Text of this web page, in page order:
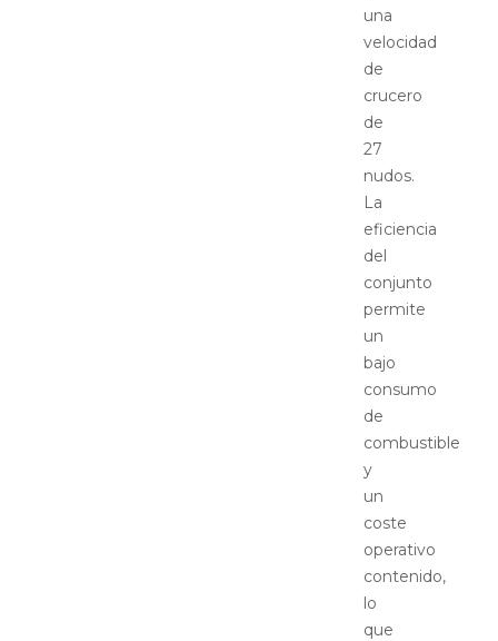
una
velocidad
de
crucero
de
27
nudos.
La
eficiencia
del
conjunto
permite
un
bajo
consumo
de
combustible
y
un
coste
operativo
contenido,
lo
que